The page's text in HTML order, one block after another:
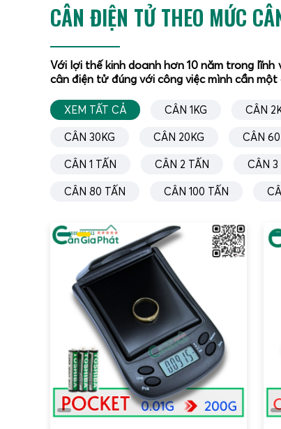
CÂN ĐIỆN TỬ THEO MỨC
Với lợi thế kinh doanh hơn 10 năm trong
cân điện tử đúng với công việc mình cần
XEM TẤT CẢ CÂN 1KG CÂN
CÂN 30KG CÂN 20KG CÂN
CÂN 1 TẤN CÂN 2 TẤN CÂN 3
CÂN 80 TẤN CÂN 100 TẤN